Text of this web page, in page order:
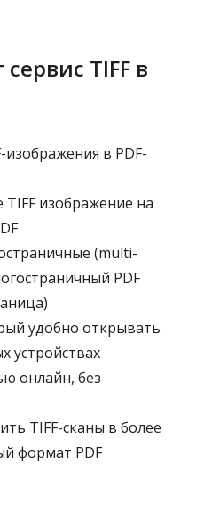
TIFF в
в PDF-
изображение на
(multi-
PDF
удобно открывать
устройствах
онлайн, без
TIFF-сканы в более
формат PDF